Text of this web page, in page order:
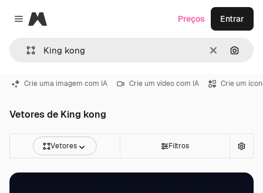
Close menu
Magnific
Limpar
Preços Entrar
Crie uma imagem com IA Crie um vídeo com IA Crie um
Vetores de King kong
Vetores Filtros